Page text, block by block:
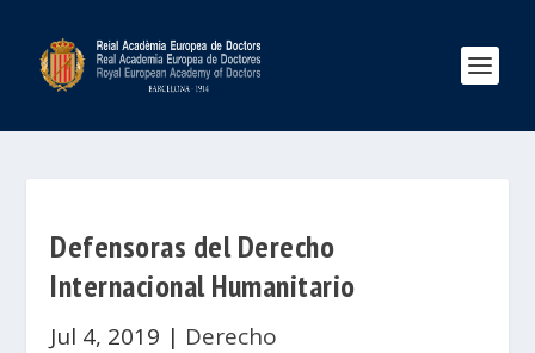
Defensoras del Derecho
Internacional Humanitario
Jul 4, 2019 | Derecho